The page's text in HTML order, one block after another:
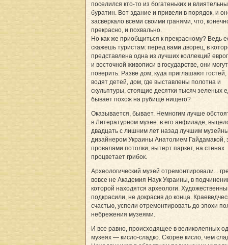
поселился кто-то из богатеньких и
буратин. Вот здание и привели в порядок, и
засверкало всеми своими гранями, что,
прекрасно, и похвально.
Но как же приобщиться к прекрасному? Ведь
скажешь туристам: перед вами дворец, в
представлена одна из лучших коллекций
и восточной живописи в государстве, они
поверить. Разве дом, куда приглашают гостей,
водят детей, дом, где выставлены полотна и
скульптуры, стоящие десятки тысяч зеленых
бывает похож на рубище нищего?
Оказывается, бывает. Немногим лучше
в Литературном музее: в его анфиладе,
двадцать с лишним лет назад лучшим
дизайнером Украины Анатолием Гайдамакой,
провалами потолки, вытерт паркет, на стенах
процветает грибок.
Археологический музей отремонтировали...
вовсе не Академия Наук Украины, в
которой находятся археологи.
подкрасили, не докрасив до конца.
счастью, успели отремонтировать до эпохи
небрежения музеями.
И все равно, происходящее в великолепных
музеях — кисло-сладко. Скорее кисло, чем